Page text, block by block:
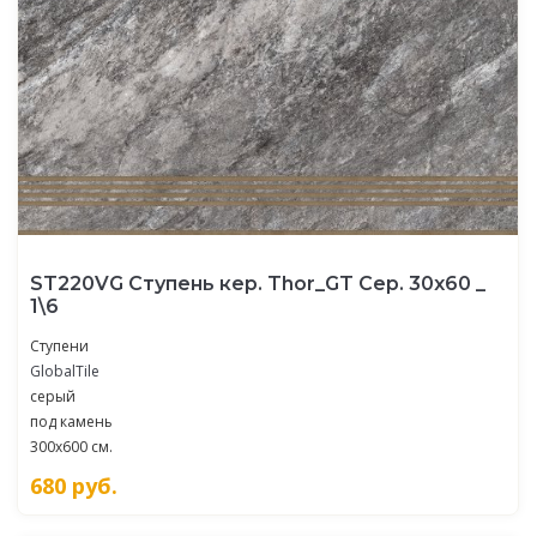
ST220VG Ступень кер. Thor_GT Сер. 30x60 _
1\6
Ступени
GlobalTile
серый
под камень
300x600 см.
680 руб.